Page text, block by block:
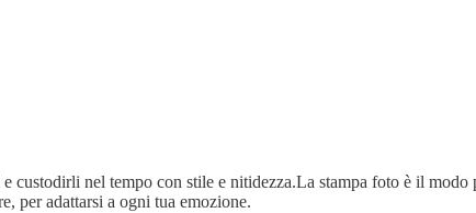
custodirli nel tempo con stile e nitidezza.La stampa foto è il
per adattarsi a ogni tua emozione.